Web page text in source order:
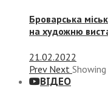
Броварська
на художню
21.02.2022
Prev Next Showing
ВІДЕО